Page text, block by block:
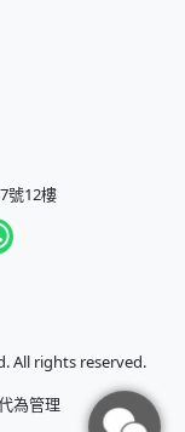
號12樓
All rights reserved.
為管理